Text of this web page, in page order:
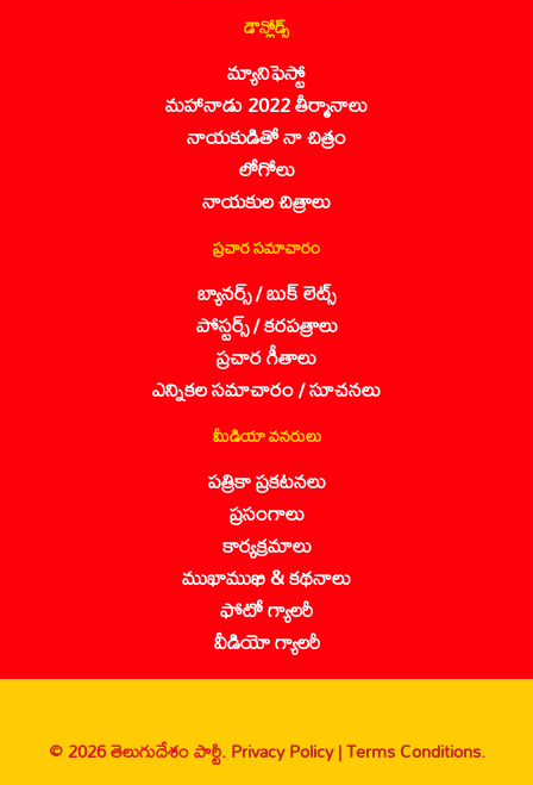
డౌన్లోడ్స్
మ్యానిఫెస్టో
మహానాడు 2022 తీర్మానాలు
నాయకుడితో నా చిత్రం
లోగోలు
నాయకుల చిత్రాలు
ప్రచార సమాచారం
బ్యానర్స్ / బుక్ లెట్స్
పోస్టర్స్ / కరపత్రాలు
ప్రచార గీతాలు
ఎన్నికల సమాచారం / సూచనలు
మీడియా వనరులు
పత్రికా ప్రకటనలు
ప్రసంగాలు
కార్యక్రమాలు
ముఖాముఖి & కథనాలు
ఫోటో గ్యాలరీ
వీడియో గ్యాలరీ
© 2026 తెలుగుదేశం పార్టీ.Privacy Policy |Terms Conditions.